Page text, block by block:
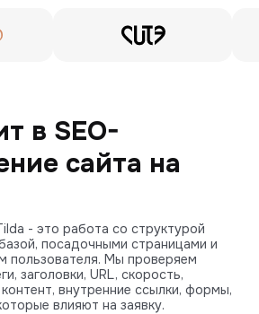
в SEO-
сайта на
- это работа со структурой
посадочными страницами и
пользователя. Мы проверяем
заголовки, URL, скорость,
внутренние ссылки, формы,
влияют на заявку.